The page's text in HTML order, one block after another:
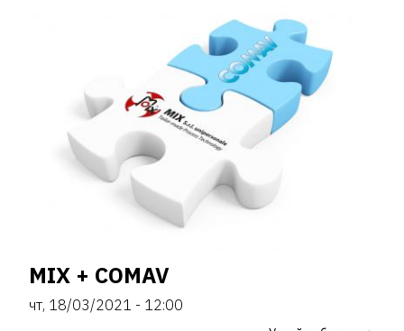
MIX + COMAV
чт, 18/03/2021 - 12:00